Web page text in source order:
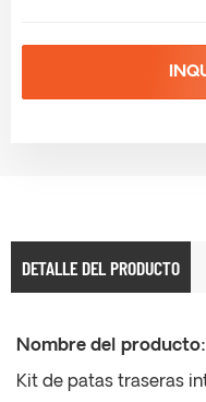
DETALLE DEL PRODUCTO
Nombre del producto:
Kit de patas traseras